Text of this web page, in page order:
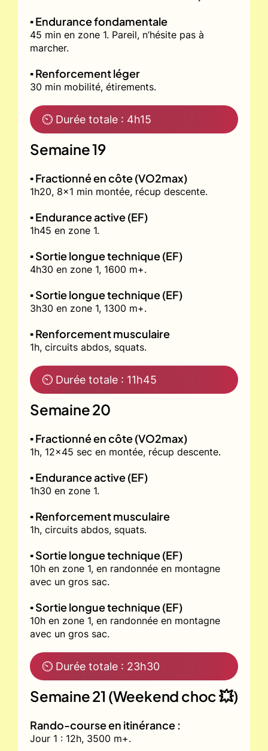
▪️ Endurance fondamentale
45 min en zone 1. Pareil, n’hésite pas à
marcher.
▪️ Renforcement léger
30 min mobilité, étirements.
⏲ Durée totale : 4h15
Semaine 19
▪️ Fractionné en côte (VO2max)
1h20, 8x1 min montée, récup descente.
▪️ Endurance active (EF)
1h45 en zone 1.
▪️ Sortie longue technique (EF)
4h30 en zone 1, 1600 m+.
▪️ Sortie longue technique (EF)
3h30 en zone 1, 1300 m+.
▪️ Renforcement musculaire
1h, circuits abdos, squats.
⏲ Durée totale : 11h45
Semaine 20
▪️ Fractionné en côte (VO2max)
1h, 12x45 sec en montée, récup descente.
▪️ Endurance active (EF)
1h30 en zone 1.
▪️ Renforcement musculaire
1h, circuits abdos, squats.
▪️ Sortie longue technique (EF)
10h en zone 1, en randonnée en montagne
avec un gros sac.
▪️ Sortie longue technique (EF)
10h en zone 1, en randonnée en montagne
avec un gros sac.
⏲ Durée totale : 23h30
Semaine 21 (Weekend choc 💥)
Rando-course en itinérance :
Jour 1 : 12h, 3500 m+.